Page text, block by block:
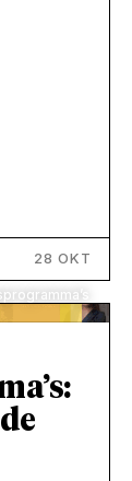
28 OKT